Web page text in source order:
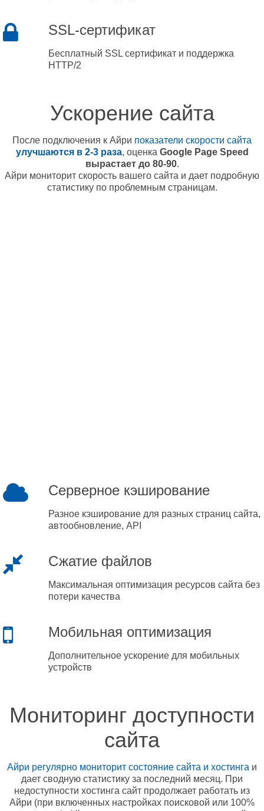
SSL-сертификат
Бесплатный SSL сертификат и поддержка
HTTP/2
Ускорение сайта
После подключения к Айри показатели скорости сайта
улучшаются в 2-3 раза, оценка Google Page Speed
вырастает до 80-90.
Айри мониторит скорость вашего сайта и дает подробную
статистику по проблемным страницам.
Серверное кэширование
Разное кэширование для разных страниц сайта,
автообновление, API
Сжатие файлов
Максимальная оптимизация ресурсов сайта без
потери качества
Мобильная оптимизация
Дополнительное ускорение для мобильных
устройств
Мониторинг доступности
сайта
Айри регулярно мониторит состояние сайта и хостинга и
дает сводную статистику за последний месяц. При
недоступности хостинга сайт продолжает работать из
Айри (при включенных настройках поисковой или 100%